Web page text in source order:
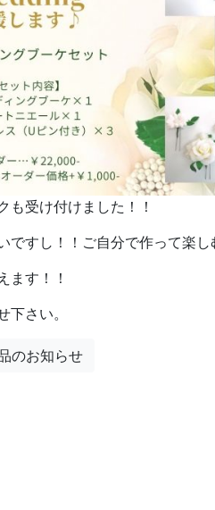
も受け付けました！！
ですし！！ご自分で作って楽し
ます！！
下さい。
ゲーション
のお知らせ